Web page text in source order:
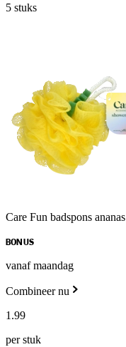
5 stuks
Care Fun badspons ananas
BONUS
vanaf maandag
Combineer nu
1 .99
per stuk